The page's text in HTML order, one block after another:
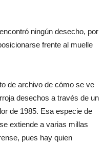
ningún desecho, por
frente al muelle
de archivo de cómo se ve
desechos a través de un
de 1985. Esa especie de
extiende a varias millas
pues hay quien